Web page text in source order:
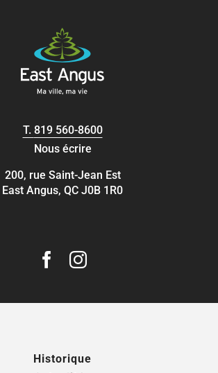
T. 819 560-8600
Nous écrire
200, rue Saint-Jean Est
East Angus, QC J0B 1R0
Historique